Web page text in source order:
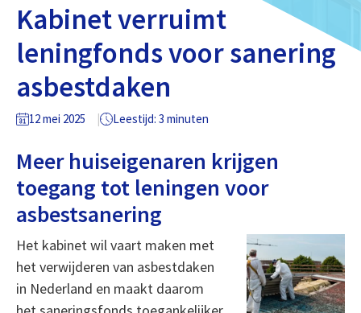
Kabinet verruimt
leningfonds voor sanering
asbestdaken
12 mei 2025 Leestijd: 3 minuten
Meer huiseigenaren krijgen
toegang tot leningen voor
asbestsanering
Het kabinet wil vaart maken met
het verwijderen van asbestdaken
in Nederland en maakt daarom